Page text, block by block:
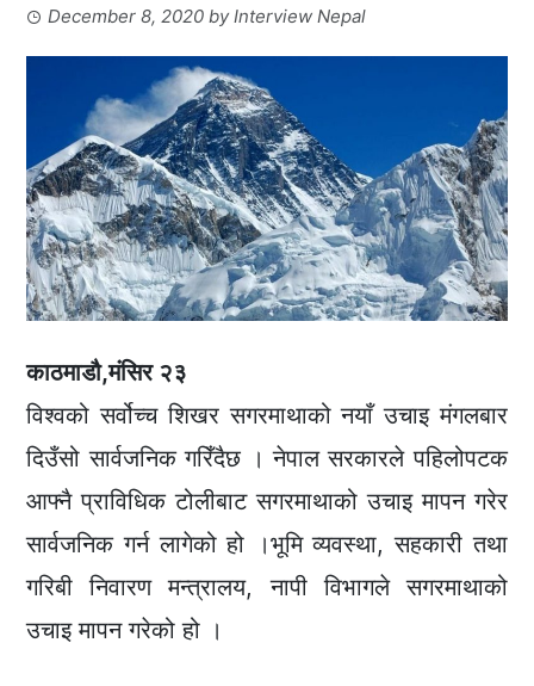
December 8, 2020 byInterview Nepal
काठमाडौ,मंसिर २३
विश्वको सर्वोच्च शिखर सगरमाथाको नयाँ उचाइ मंगलबार
दिउँसो सार्वजनिक गरिँदैछ । नेपाल सरकारले पहिलोपटक
आफ्नै प्राविधिक टोलीबाट सगरमाथाको उचाइ मापन गरेर
सार्वजनिक गर्न लागेको हो ।भूमि व्यवस्था, सहकारी तथा
गरिबी निवारण मन्त्रालय, नापी विभागले सगरमाथाको
उचाइ मापन गरेको हो ।